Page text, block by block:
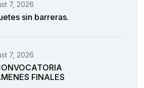
7, 2026
sin barreras.
7, 2026
FINALES